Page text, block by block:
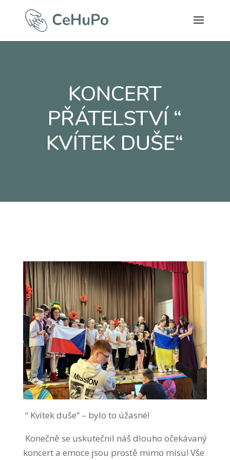
KONCERT
PŘÁTELSTVÍ “
KVÍTEK DUŠE“
“ Kvítek duše“ – bylo to úžasné!
Konečně se uskutečnil náš dlouho očekávaný
koncert a emoce jsou prostě mimo mísu! Vše